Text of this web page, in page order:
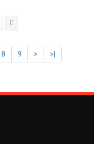
8 9 >
>|